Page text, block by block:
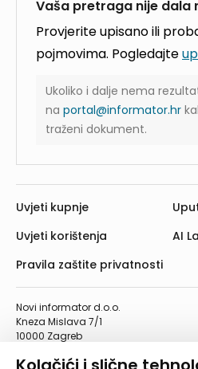
Vaša pretraga nije dala
Provjerite upisano ili
pojmovima. Pogledajte
Ukoliko i dalje nema
na portal@informator.hr
traženi dokument.
Novi informator d.o.o.
Kneza Mislava 7/1
10000 Zagreb
Telefaks: 01/4612-553
Uvjeti kupnje
Uvjeti korištenja
Pravila zaštite privatnosti
AI